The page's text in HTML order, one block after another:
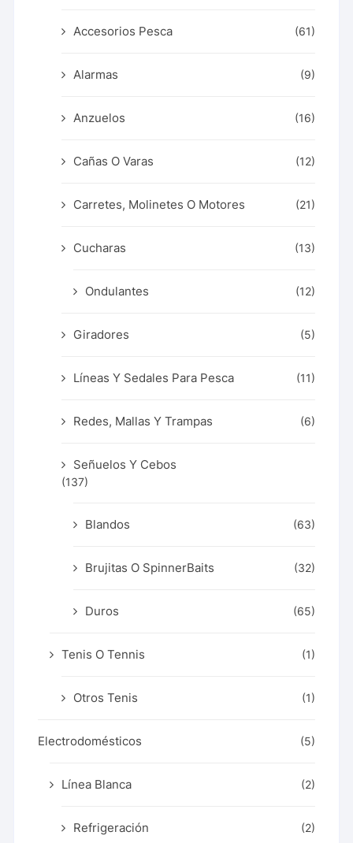
Accesorios Pesca (61)
Alarmas (9)
Anzuelos (16)
Cañas O Varas (12)
Carretes, Molinetes O Motores (21)
Cucharas (13)
Ondulantes (12)
Giradores (5)
Líneas Y Sedales Para Pesca (11)
Redes, Mallas Y Trampas (6)
Señuelos Y Cebos
(137)
Blandos (63)
Brujitas O SpinnerBaits (32)
Duros (65)
Tenis O Tennis (1)
Otros Tenis (1)
Electrodomésticos (5)
Línea Blanca (2)
Refrigeración (2)